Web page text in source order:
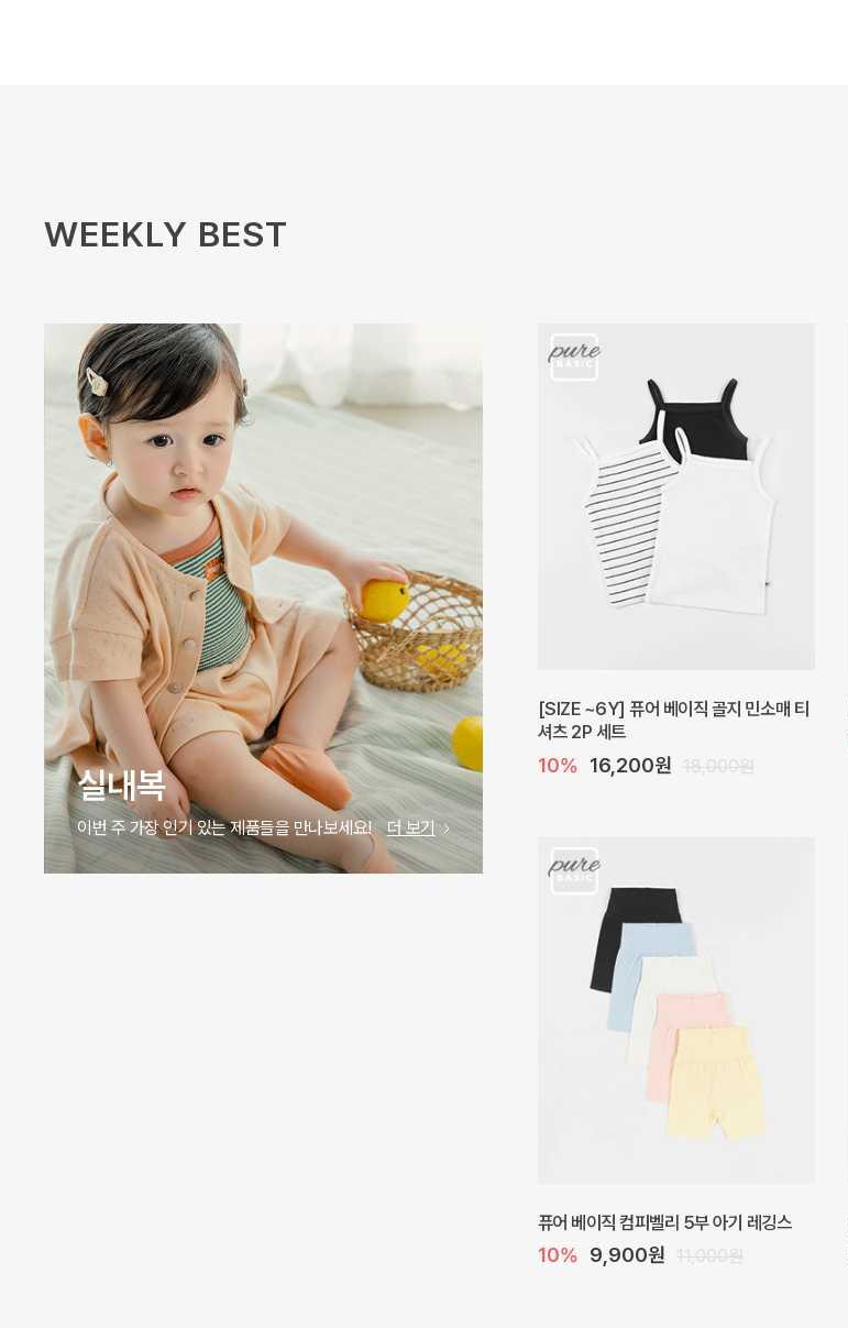
WEEKLY BEST
원피스
이번 주 가장 인기 있는 제품들을 만나보세요! 더 보기
캐더린 뷔스티에 미니 아기 원피스
10% 24,300원
20% 29,600원 37,000원